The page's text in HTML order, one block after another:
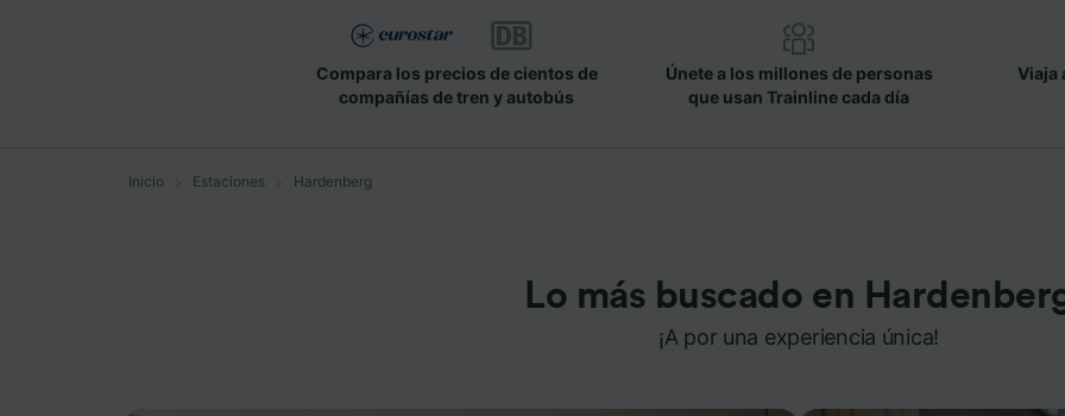
Compara los precios de cientos de
compañías de tren y autobús
Únete a los millones de personas
que usan Trainline cada día
Viaja
Inicio Estaciones Hardenberg
Lo más buscado en
¡A por una experiencia única!